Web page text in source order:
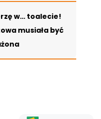
w… toalecie!
musiała być